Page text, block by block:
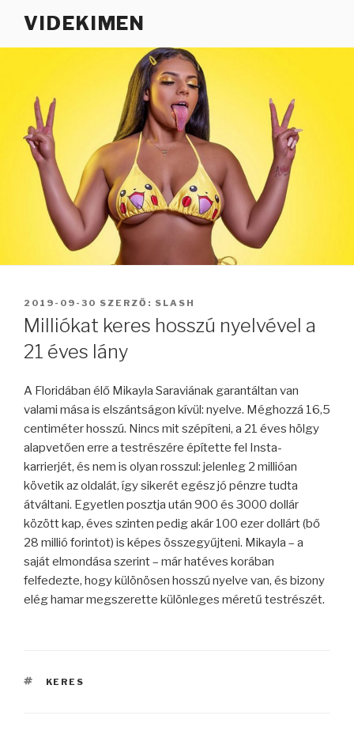
VIDEKIMEN
BEKÜLDVE:
2019-09-30 SZERZŐ: SLASH
Milliókat keres hosszú nyelvével a
21 éves lány
A Floridában élő Mikayla Saraviának garantáltan van
valami mása is elszántságon kívül: nyelve. Méghozzá 16,5
centiméter hosszú. Nincs mit szépíteni, a 21 éves hölgy
alapvetően erre a testrészére építette fel Insta-
karrierjét, és nem is olyan rosszul: jelenleg 2 millióan
követik az oldalát, így sikerét egész jó pénzre tudta
átváltani. Egyetlen posztja után 900 és 3000 dollár
között kap, éves szinten pedig akár 100 ezer dollárt (bő
28 millió forintot) is képes összegyűjteni. Mikayla – a
saját elmondása szerint – már hatéves korában
felfedezte, hogy különösen hosszú nyelve van, és bizony
elég hamar megszerette különleges méretű testrészét.
CÍMKÉK
KERES